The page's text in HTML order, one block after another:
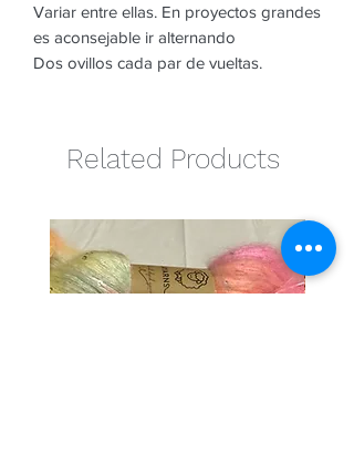
Variar entre ellas. En proyectos grandes
es aconsejable ir alternando
Dos ovillos cada par de vueltas.
Related Products